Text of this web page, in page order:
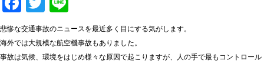
悲惨な交通事故のニュースを最近多く目にする気がします。
海外では大規模な航空機事故もありました。
事故は気候、環境をはじめ様々な原因で起こりますが、人の手で最もコントロール